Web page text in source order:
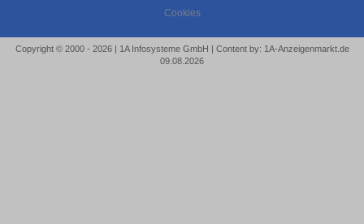
Cookies
Copyright © 2000 - 2026 | 1A Infosysteme GmbH | Content by: 1A-Anzeigenmarkt.de
09.08.2026